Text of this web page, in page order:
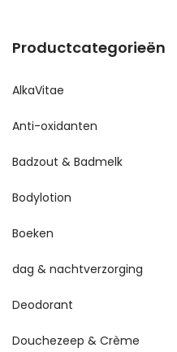
Productcategorieën
AlkaVitae
Anti-oxidanten
Badzout & Badmelk
Bodylotion
Boeken
dag & nachtverzorging
Deodorant
Douchezeep & Crème